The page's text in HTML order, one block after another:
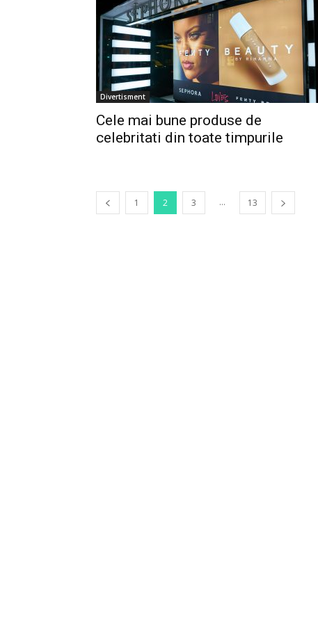
Divertisment
Cele mai bune produse de
celebritati din toate timpurile
1 2 3 ... 13